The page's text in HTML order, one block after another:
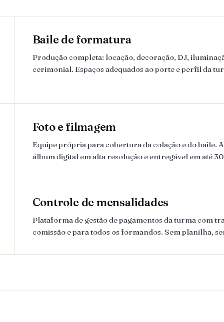
Baile de formatura
Produção completa: locação, decoração, DJ,
cerimonial. Espaços adequados ao porte e perfil da
Foto e filmagem
Equipe própria para cobertura da colação e do baile.
álbum digital em alta resolução e entregável em até 30
Controle de mensalidades
Plataforma de gestão de pagamentos da turma com
comissão e para todos os formandos. Sem planilha,